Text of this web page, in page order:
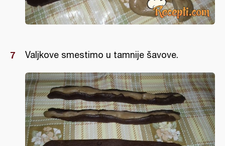
Valjkove smestimo u tamnije šavove.